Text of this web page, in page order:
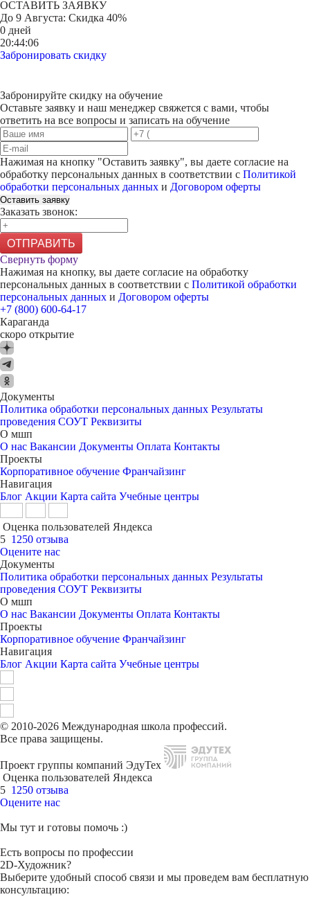
ОСТАВИТЬ ЗАЯВКУ
До 9 Августа: Скидка 40%
0 дней
20:44:06
Забронировать скидку
Забронируйте скидку на обучение
Оставьте заявку и наш менеджер свяжется с вами, чтобы
ответить на все вопросы и записать на обучение
Нажимая на кнопку "Оставить заявку", вы даете согласие на
обработку персональных данных в соответствии с Политикой
обработки персональных данных и Договором оферты
Оставить заявку
Заказать звонок:
ОТПРАВИТЬ
Свернуть форму
Нажимая на кнопку, вы даете согласие на обработку
персональных данных в соответствии с Политикой обработки
персональных данных и Договором оферты
+7 (800) 600-64-17
Караганда
скоро открытие
Документы
Политика обработки персональных данных Результаты
проведения СОУТ Реквизиты
О мшп
О нас Вакансии Документы Оплата Контакты
Проекты
Корпоративное обучение Франчайзинг
Навигация
Блог Акции Карта сайта Учебные центры
Оценка пользователей Яндекса
5 1250 отзыва
Оцените нас
Документы
Политика обработки персональных данных Результаты
проведения СОУТ Реквизиты
О мшп
О нас Вакансии Документы Оплата Контакты
Проекты
Корпоративное обучение Франчайзинг
Навигация
Блог Акции Карта сайта Учебные центры
© 2010-2026 Международная школа профессий.
Все права защищены.
Проект группы компаний ЭдуТех
Оценка пользователей Яндекса
5 1250 отзыва
Оцените нас
Мы тут и готовы помочь :)
Есть вопросы по профессии
2D-Художник?
Выберите удобный способ связи и мы проведем вам бесплатную
консультацию: